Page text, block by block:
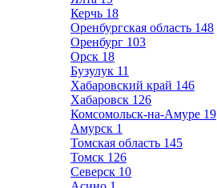
Керчь 18
Оренбургская область 148
Оренбург 103
Орск 18
Бузулук 11
Хабаровский край 146
Хабаровск 126
Комсомольск-на-Амуре 19
Амурск 1
Томская область 145
Томск 126
Северск 10